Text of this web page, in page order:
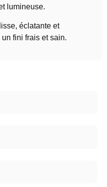
lumineuse.
éclatante et
fini frais et sain.